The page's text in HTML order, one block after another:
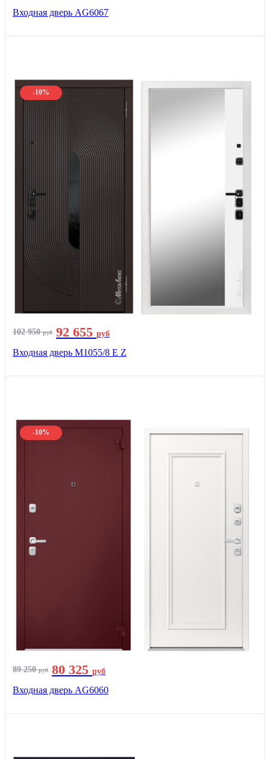
Входная дверь AG6067
-10%
102 950руб 92 655 руб
Входная дверь М1055/8 Е Z
-10%
89 250руб 80 325 руб
Входная дверь AG6060